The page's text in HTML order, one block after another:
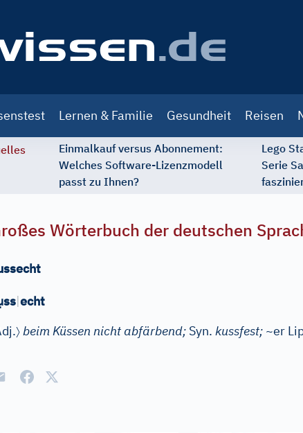
Lernen & Familie Gesundheit Reisen
Einmalkauf versus Abonnement:
Welches Software-Lizenzmodell
passt zu Ihnen?
Lego
Serie
Wörterbuch der deutschen
ss|echt
〉beim Küssen nicht abfärbend; Syn. kussfest; ~er